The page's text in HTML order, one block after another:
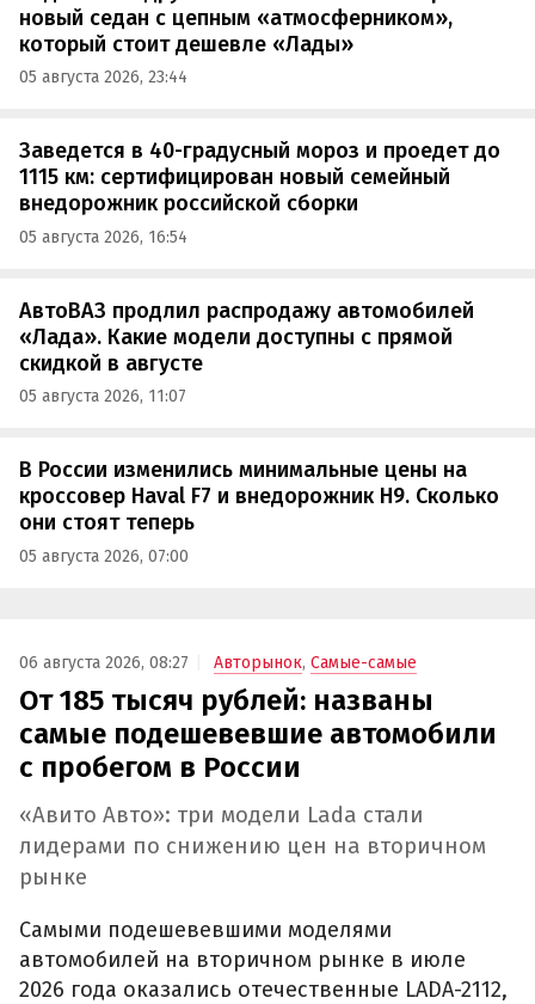
новый седан с цепным «атмосферником»,
который стоит дешевле «Лады»
05 августа 2026, 23:44
Заведется в 40-градусный мороз и проедет до
1115 км: сертифицирован новый семейный
внедорожник российской сборки
05 августа 2026, 16:54
АвтоВАЗ продлил распродажу автомобилей
«Лада». Какие модели доступны с прямой
скидкой в августе
05 августа 2026, 11:07
В России изменились минимальные цены на
кроссовер Haval F7 и внедорожник H9. Сколько
они стоят теперь
05 августа 2026, 07:00
06 августа 2026, 08:27 Авторынок, Самые-самые
От 185 тысяч рублей: названы
самые подешевевшие автомобили
с пробегом в России
«Авито Авто»: три модели Lada стали
лидерами по снижению цен на вторичном
рынке
Самыми подешевевшими моделями
автомобилей на вторичном рынке в июле
2026 года оказались отечественные LADA-2112,